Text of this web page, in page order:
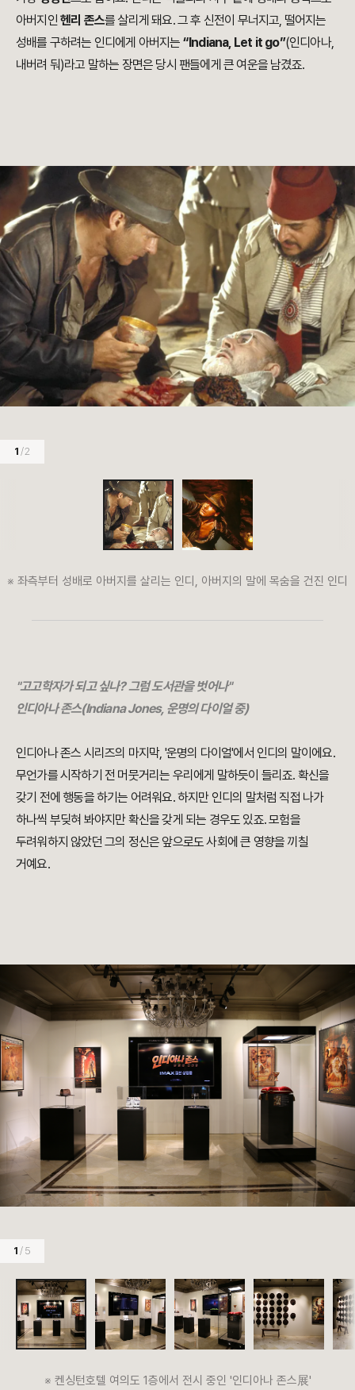
아버지인 헨리 존스를 살리게 돼요. 그 후 신전이 무너지고, 떨어지는
성배를 구하려는 인디에게 아버지는 “Indiana, Let it go”(인디아나,
내버려 둬)라고 말하는 장면은 당시 팬들에게 큰 여운을 남겼죠.
1 / 2
※ 좌측부터 성배로 아버지를 살리는 인디, 아버지의 말에 목숨을 건진 인디
"고고학자가 되고 싶나? 그럼 도서관을 벗어나"
인디아나 존스(Indiana Jones, 운명의 다이얼 중)
인디아나 존스 시리즈의 마지막, '운명의 다이얼'에서 인디의 말이에요.
무언가를 시작하기 전 머뭇거리는 우리에게 말하듯이 들리죠. 확신을
갖기 전에 행동을 하기는 어려워요. 하지만 인디의 말처럼 직접 나가
하나씩 부딪혀 봐야지만 확신을 갖게 되는 경우도 있죠. 모험을
두려워하지 않았던 그의 정신은 앞으로도 사회에 큰 영향을 끼칠
거예요.
1 / 5
※ 켄싱턴호텔 여의도 1층에서 전시 중인 '인디아나 존스展'